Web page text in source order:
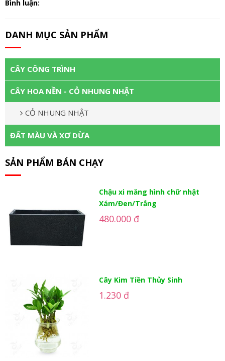
Bình luận:
DANH MỤC SẢN PHẨM
CÂY CÔNG TRÌNH
CÂY HOA NỀN - CỎ NHUNG NHẬT
CỎ NHUNG NHẬT
ĐẤT MÀU VÀ XƠ DỪA
SẢN PHẨM BÁN CHẠY
Chậu xi măng hình chữ nhật
Xám/Đen/Trắng
480.000 đ
Cây Kim Tiền Thủy Sinh
1.230 đ